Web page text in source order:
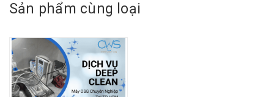
Sản phẩm cùng loại